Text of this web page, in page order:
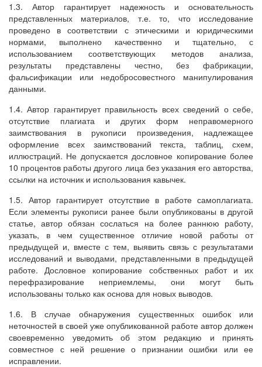
1.3. Автор гарантирует надежность и основательность
представленных материалов, т.е. то, что исследование
проведено в соответствии с этическими и юридическими
нормами, выполнено качественно и тщательно, с
использованием соответствующих методов анализа,
результаты представлены честно, без фабрикации,
фальсификации или недобросовестного манипулирования
данными.
1.4. Автор гарантирует правильность всех сведений о себе,
отсутствие плагиата и других форм неправомерного
заимствования в рукописи произведения, надлежащее
оформление всех заимствований текста, таблиц, схем,
иллюстраций. Не допускается дословное копирование более
10 процентов работы другого лица без указания его авторства,
ссылки на источник и использования кавычек.
1.5. Автор гарантирует отсутствие в работе самоплагиата.
Если элементы рукописи ранее были опубликованы в другой
статье, автор обязан сослаться на более раннюю работу,
указать, в чем существенное отличие новой работы от
предыдущей и, вместе с тем, выявить связь с результатами
исследований и выводами, представленными в предыдущей
работе. Дословное копирование собственных работ и их
перефразирование неприемлемы, они могут быть
использованы только как основа для новых выводов.
1.6. В случае обнаружения существенных ошибок или
неточностей в своей уже опубликованной работе автор должен
своевременно уведомить об этом редакцию и принять
совместное с ней решение о признании ошибки или ее
исправлении.